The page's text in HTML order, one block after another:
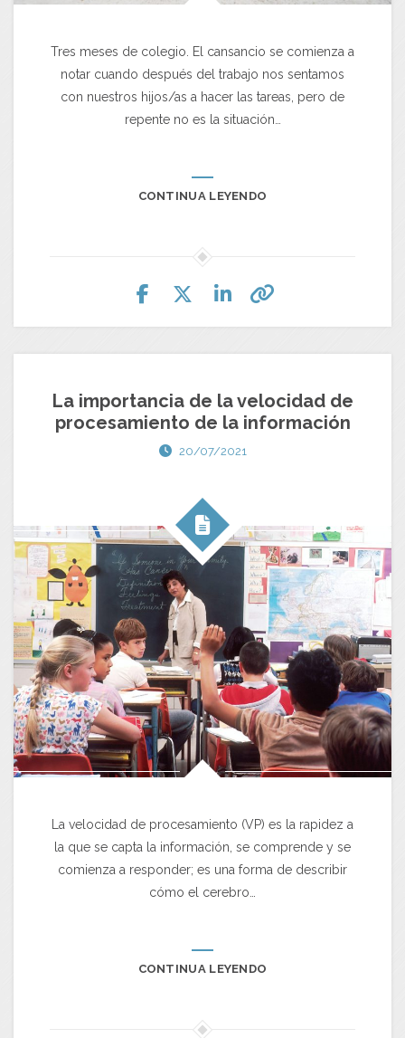
Tres meses de colegio. El cansancio se comienza a
notar cuando después del trabajo nos sentamos
con nuestros hijos/as a hacer las tareas, pero de
repente no es la situación…
CONTINUA LEYENDO
La importancia de la velocidad de
procesamiento de la información
20/07/2021
La velocidad de procesamiento (VP) es la rapidez a
la que se capta la información, se comprende y se
comienza a responder; es una forma de describir
cómo el cerebro…
CONTINUA LEYENDO